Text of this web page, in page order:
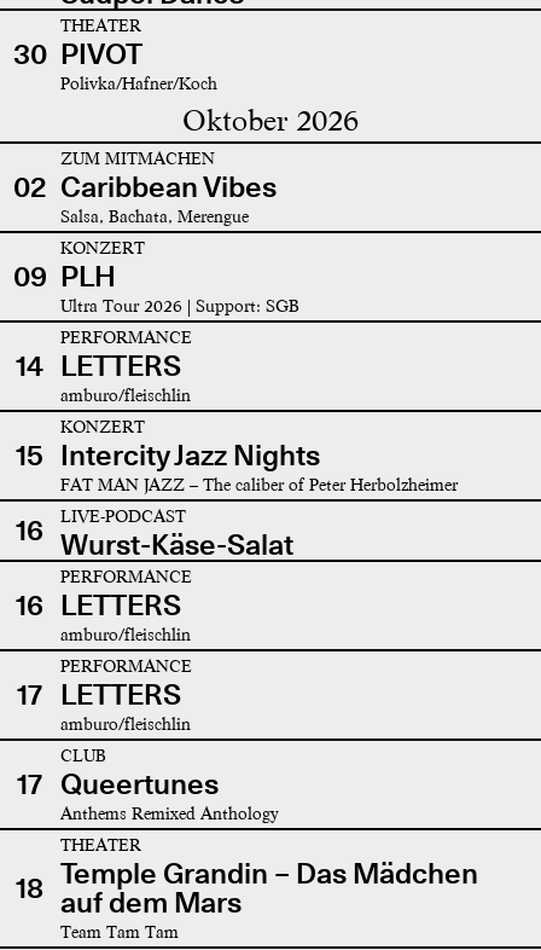
30
THEATER
PIVOT
Polivka/Hafner/Koch
Oktober 2026
02
ZUM MITMACHEN
Caribbean Vibes
Salsa, Bachata, Merengue
09
KONZERT
PLH
Ultra Tour 2026 | Support: SGB
14
PERFORMANCE
LETTERS
amburo/fleischlin
15
KONZERT
Intercity Jazz Nights
FAT MAN JAZZ – The caliber of Peter Herbolzheimer
16 LIVE-PODCAST
Wurst-Käse-Salat
16
PERFORMANCE
LETTERS
amburo/fleischlin
17
PERFORMANCE
LETTERS
amburo/fleischlin
17
CLUB
Queertunes
Anthems Remixed Anthology
18
THEATER
Temple Grandin – Das Mädchen
auf dem Mars
Team Tam Tam